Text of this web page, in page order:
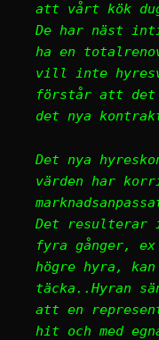
att vårt kök
De har näst
ha en
vill inte
förstår att det
det nya
Det nya
värden har
Det resulterar
fyra gånger,
högre hyra,
täcka..Hyran
att en
hit och med